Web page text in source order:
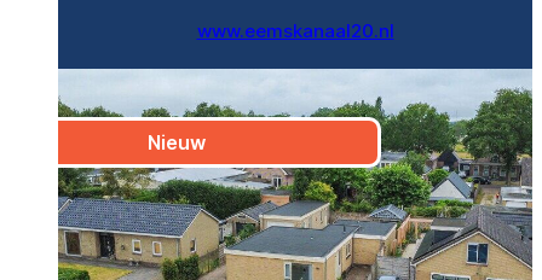
www.eemskanaal20.nl
Nieuw